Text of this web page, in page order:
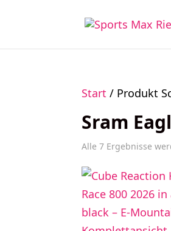
Start / Produkt
Sram
Alle 7 Ergebnisse